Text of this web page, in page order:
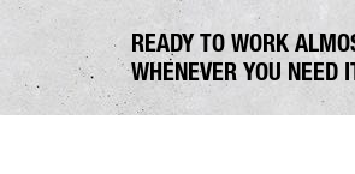
READY TO WORK
WHENEVER YOU NEED